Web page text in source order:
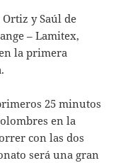
y Saúl de
– Lamitex,
la primera
25 minutos
en la
con las dos
será una gran